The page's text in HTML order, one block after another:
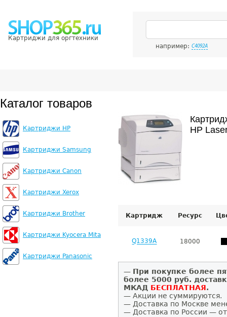
Картриджи для оргтехники
например: C4092A
Каталог товаров
Картриджи HP
Картриджи Samsung
Картриджи Canon
Картриджи Xerox
Картриджи Brother
Картриджи Kyocera Mita
Картриджи Panasonic
HP
Картридж Ресурс
Q1339A 18000
— При покупке более
более 5000 руб.
МКАД БЕСПЛАТНАЯ.
— Акции не суммируются.
— Доставка по Москве
— Доставка по России —